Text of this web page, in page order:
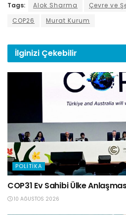
Tags: Alok Sharma
Çevre ve
COP26
Murat Kurum
İlginizi Çekebilir
POLITIKA
COP31 Ev Sahibi Ülke
10 AĞUSTOS 2026